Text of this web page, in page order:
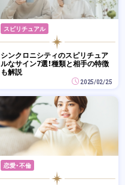
スピリチュアル
シンクロニシティのスピリチュア
ルなサイン7選！種類と相手の特徴
も解説
2025/02/25
恋愛・不倫